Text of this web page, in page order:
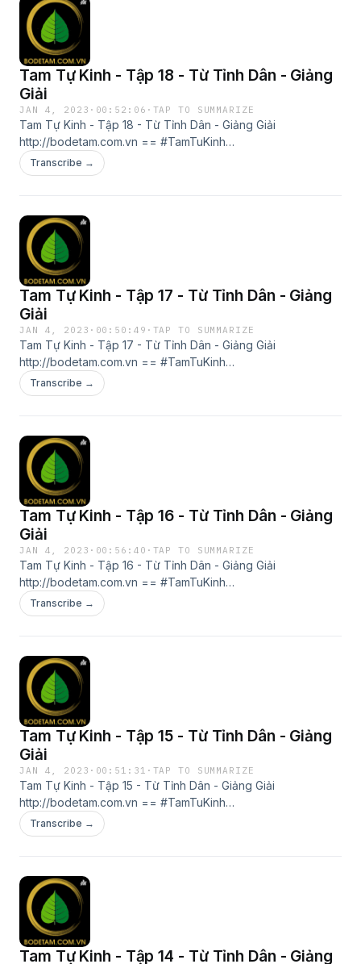
Tam Tự Kinh - Tập 18 - Từ Tỉnh Dân - Giảng
Giải
JAN 4, 2023 · 00:52:06 · TAP TO SUMMARIZE
Tam Tự Kinh - Tập 18 - Từ Tỉnh Dân - Giảng Giải
http://bodetam.com.vn == #TamTuKinh
#TamTuKinhGiangGiai #TamTựKinh #TamTựKinhGiảngGiải
#VươngỨngLân #Từ Tỉnh Dân #TuTinhDan #BoDeTam
Transcribe →
Tam Tự Kinh - Tập 17 - Từ Tỉnh Dân - Giảng
Giải
JAN 4, 2023 · 00:50:49 · TAP TO SUMMARIZE
Tam Tự Kinh - Tập 17 - Từ Tỉnh Dân - Giảng Giải
http://bodetam.com.vn == #TamTuKinh
#TamTuKinhGiangGiai #TamTựKinh #TamTựKinhGiảngGiải
#VươngỨngLân #Từ Tỉnh Dân #TuTinhDan #BoDeTam
Transcribe →
Tam Tự Kinh - Tập 16 - Từ Tỉnh Dân - Giảng
Giải
JAN 4, 2023 · 00:56:40 · TAP TO SUMMARIZE
Tam Tự Kinh - Tập 16 - Từ Tỉnh Dân - Giảng Giải
http://bodetam.com.vn == #TamTuKinh
#TamTuKinhGiangGiai #TamTựKinh #TamTựKinhGiảngGiải
#VươngỨngLân #Từ Tỉnh Dân #TuTinhDan #BoDeTam
Transcribe →
Tam Tự Kinh - Tập 15 - Từ Tỉnh Dân - Giảng
Giải
JAN 4, 2023 · 00:51:31 · TAP TO SUMMARIZE
Tam Tự Kinh - Tập 15 - Từ Tỉnh Dân - Giảng Giải
http://bodetam.com.vn == #TamTuKinh
#TamTuKinhGiangGiai #TamTựKinh #TamTựKinhGiảngGiải
#VươngỨngLân #Từ Tỉnh Dân #TuTinhDan #BoDeTam
Transcribe →
Tam Tự Kinh - Tập 14 - Từ Tỉnh Dân - Giảng